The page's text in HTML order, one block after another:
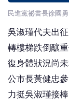
民進黨祕書長徐國
吳淑瑾代夫出
轉樓梯跌倒釀
復身體狀況尚
公市長黃健忠
力挺吳淑瑾接棒